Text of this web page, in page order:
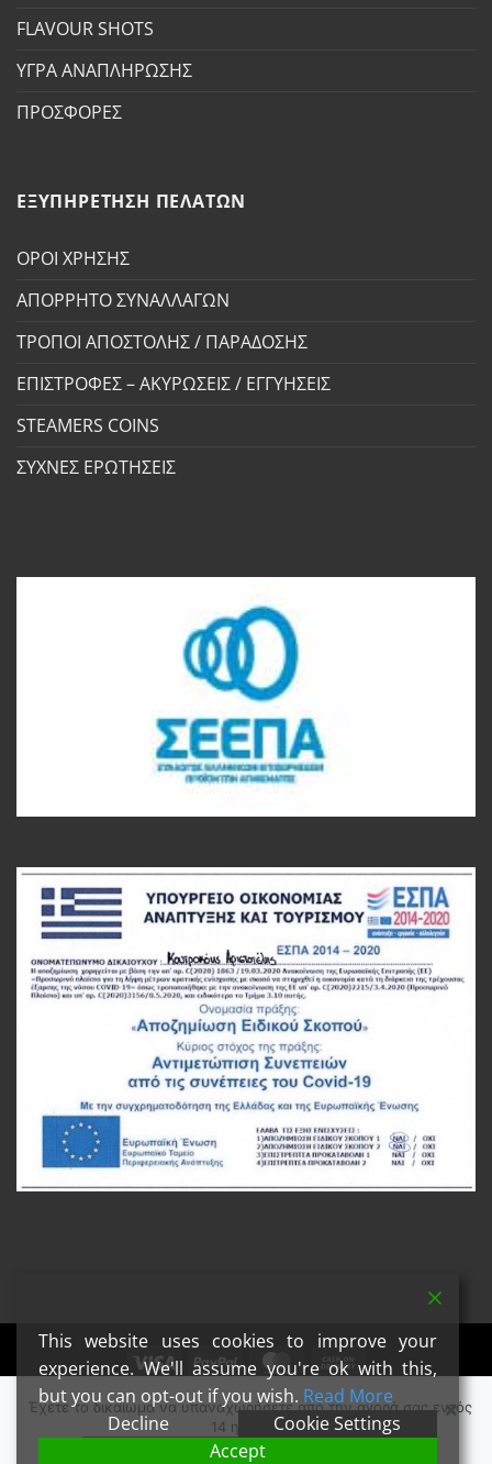
FLAVOUR SHOTS
ΥΓΡΑ ΑΝΑΠΛΗΡΩΣΗΣ
ΠΡΟΣΦΟΡΕΣ
ΕΞΥΠΗΡΕΤΗΣΗ ΠΕΛΑΤΩΝ
ΟΡΟΙ ΧΡΗΣΗΣ
ΑΠΟΡΡΗΤΟ ΣΥΝΑΛΛΑΓΩΝ
ΤΡΟΠΟΙ ΑΠΟΣΤΟΛΗΣ / ΠΑΡΑΔΟΣΗΣ
ΕΠΙΣΤΡΟΦΕΣ – ΑΚΥΡΩΣΕΙΣ / ΕΓΓΥΗΣΕΙΣ
STEAMERS COINS
ΣΥΧΝΕΣ ΕΡΩΤΗΣΕΙΣ
Visa PayPal MasterCard
Cash
On
Delivery
Copyright 2026 ©Steamers Vape in Style
This website uses cookies to improve your
experience. We'll assume you're ok with this,
but you can opt-out if you wish. Read More
Decline
Cookie Settings
Accept
Έχετε το δικαίωμα να υπαναχωρήσετε από την αγορά σας εντός
14 ημερών.
ΥΠΑΝΑΧΏΡΗΣΗ ΑΠΌ ΠΑΡΑΓΓΕΛΊΑ
×